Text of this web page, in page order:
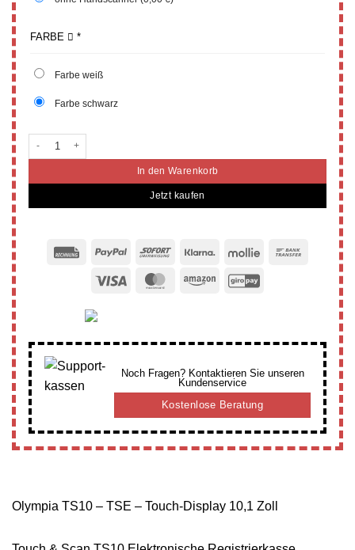
FARBE *
Farbe weiß
Farbe schwarz
Olympia TS10 - TSE - Touch-Display 10,1 Zoll Menge
In den Warenkorb
Jetzt kaufen
RechungPayPal Sofort Klarna Mollie
Transfer
Visa MasterCardAmazonGiroPay
Noch Fragen? Kontaktieren Sie unseren
Kundenservice
Kostenlose Beratung
Olympia TS10 – TSE – Touch-Display 10,1 Zoll